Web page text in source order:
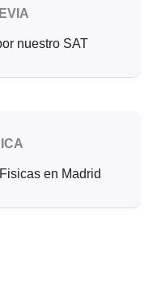
nuestro SAT
en Madrid